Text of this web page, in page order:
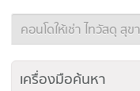
คอนโดให้เช่า ไทวัสดุ สุ
เครื่องมือค้นหา